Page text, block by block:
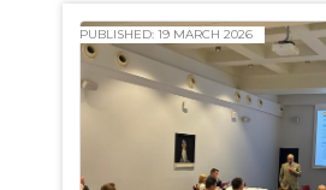
PUBLISHED: 19 MARCH 2026